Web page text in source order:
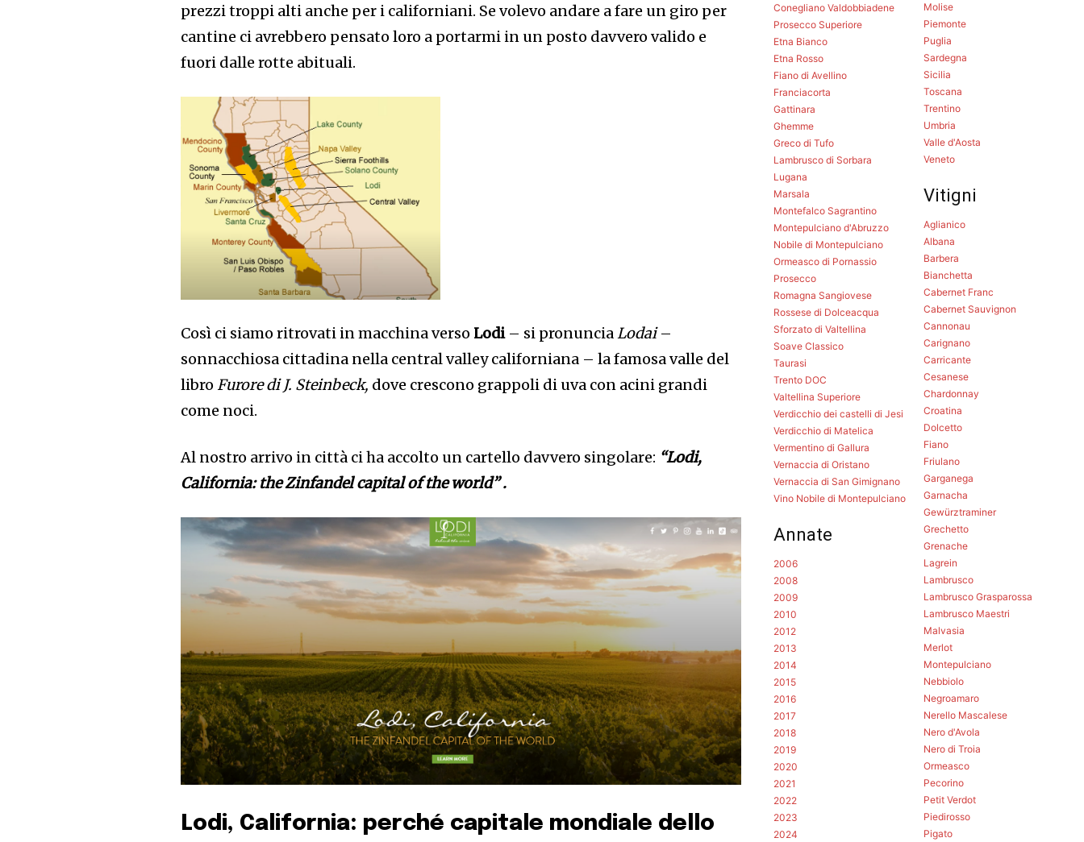
prezzi troppi alti anche per i californiani. Se volevo andare a fare un giro per
cantine ci avrebbero pensato loro a portarmi in un posto davvero valido e
fuori dalle rotte abituali.
Così ci siamo ritrovati in macchina verso Lodi– si pronunciaLodai–
sonnacchiosa cittadina nella central valley californiana – la famosa valle del
libro Furore di J. Steinbeck, dove crescono grappoli di uva con acini grandi
come noci.
Al nostro arrivo in città ci ha accolto un cartello davvero singolare: “Lodi,
California: the Zinfandel capital of the world” .
Lodi, California: perché capitale mondiale dello
Conegliano Valdobbiadene
Prosecco Superiore
Etna Bianco
Etna Rosso
Fiano di Avellino
Franciacorta
Gattinara
Ghemme
Greco di Tufo
Lambrusco di Sorbara
Lugana
Marsala
Montefalco Sagrantino
Montepulciano d'Abruzzo
Nobile di Montepulciano
Ormeasco di Pornassio
Prosecco
Romagna Sangiovese
Rossese di Dolceacqua
Sforzato di Valtellina
Soave Classico
Taurasi
Trento DOC
Valtellina Superiore
Verdicchio dei castelli di Jesi
Verdicchio di Matelica
Vermentino di Gallura
Vernaccia di Oristano
Vernaccia di San Gimignano
Vino Nobile di Montepulciano
Annate
2006
2008
2009
2010
2012
2013
2014
2015
2016
2017
2018
2019
2020
2021
2022
2023
2024
Molise
Piemonte
Puglia
Sardegna
Sicilia
Toscana
Trentino
Umbria
Valle d'Aosta
Veneto
Vitigni
Aglianico
Albana
Barbera
Bianchetta
Cabernet Franc
Cabernet Sauvignon
Cannonau
Carignano
Carricante
Cesanese
Chardonnay
Croatina
Dolcetto
Fiano
Friulano
Garganega
Garnacha
Gewürztraminer
Grechetto
Grenache
Lagrein
Lambrusco
Lambrusco Grasparossa
Lambrusco Maestri
Malvasia
Merlot
Montepulciano
Nebbiolo
Negroamaro
Nerello Mascalese
Nero d'Avola
Nero di Troia
Ormeasco
Pecorino
Petit Verdot
Piedirosso
Pigato